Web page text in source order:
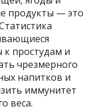
продукты — это
к простудам и
чрезмерного
напитков и
иммунитет
веса.